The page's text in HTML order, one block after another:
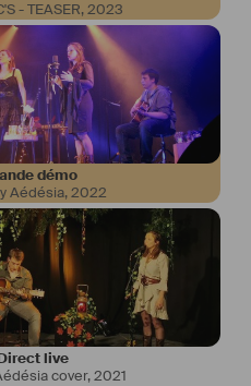
- TEASER,2023
démo
Aédésia,2022
live
cover,2021
je me suis tourné vers la faculté
mon année mais j'ai préféré
donnait plus de connaissance
et des projets d'école.
à 3is et je suis membre d'une
avec 8 personnes et
des émissions
courts-métrages.